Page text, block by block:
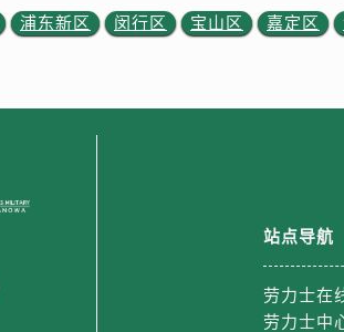
浦东新区 闵行区 宝山区 嘉定区
站点导航
劳力士在
劳力士中